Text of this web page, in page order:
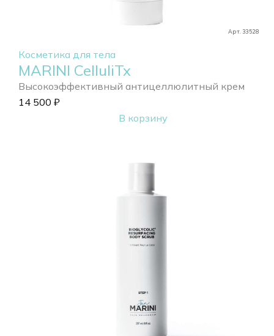
Арт. 33528
Косметика для тела
MARINI CelluliTx
Высокоэффективный антицеллюлитный крем
14 500 ₽
В корзину